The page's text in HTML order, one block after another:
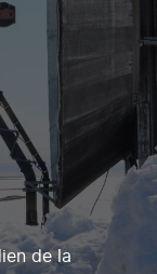
de la